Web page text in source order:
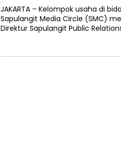
JAKARTA – Kelompok usaha di
Sapulangit Media Circle (SMC)
Direktur Sapulangit Public